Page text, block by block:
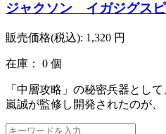
ジャクソン イガジグス
販売価格(税込): 1,320 円
在庫： 0 個
「中層攻略」の秘密兵器とし
嵐誠が監修し開発されたのが、